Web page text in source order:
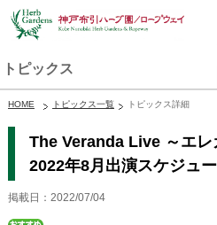
トピックス
HOME トピックス一覧 トピックス詳細
The Veranda Live ～エ
2022年8月出演スケジュ
掲載日：2022/07/04